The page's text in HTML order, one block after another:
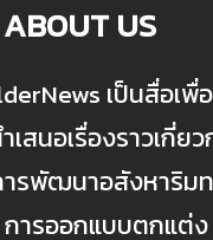
ABOUT US
เป็นสื่อเพื่
สนอเรื่องราวเกี่ย
ารพัฒนาอสังหาริม
ารออกแบบตกแต่